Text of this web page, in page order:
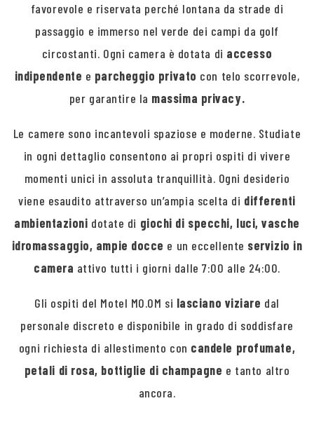
favorevole e riservata perché lontana da strade di
passaggio e immerso nel verde dei campi da golf
circostanti. Ogni camera è dotata di accesso
indipendente e parcheggio privato con telo scorrevole,
per garantire la massima privacy.
Le camere sono incantevoli spaziose e moderne. Studiate
in ogni dettaglio consentono ai propri ospiti di vivere
momenti unici in assoluta tranquillità. Ogni desiderio
viene esaudito attraverso un’ampia scelta di differenti
ambientazioni dotate di giochi di specchi, luci, vasche
idromassaggio, ampie docce e un eccellente servizio in
camera attivo tutti i giorni dalle 7:00 alle 24:00.
Gli ospiti del Motel MO.OM si lasciano viziare dal
personale discreto e disponibile in grado di soddisfare
ogni richiesta di allestimento con candele profumate,
petali di rosa, bottiglie di champagne e tanto altro
ancora.